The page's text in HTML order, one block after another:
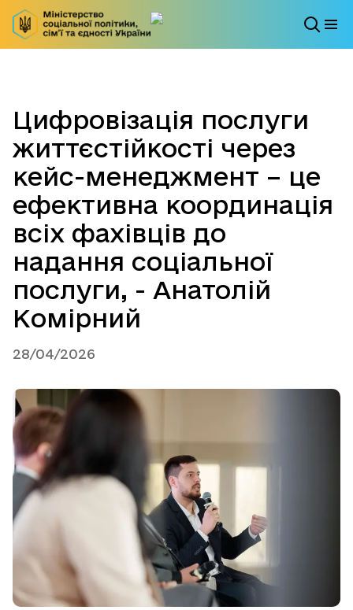
Цифровізація послуги
життєстійкості через
кейс-менеджмент – це
ефективна координація
всіх фахівців до
надання соціальної
послуги, - Анатолій
Комірний
28/04/2026